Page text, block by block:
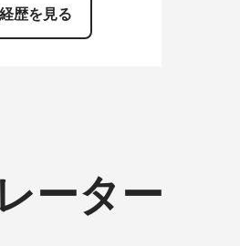
経歴を見る
ーター